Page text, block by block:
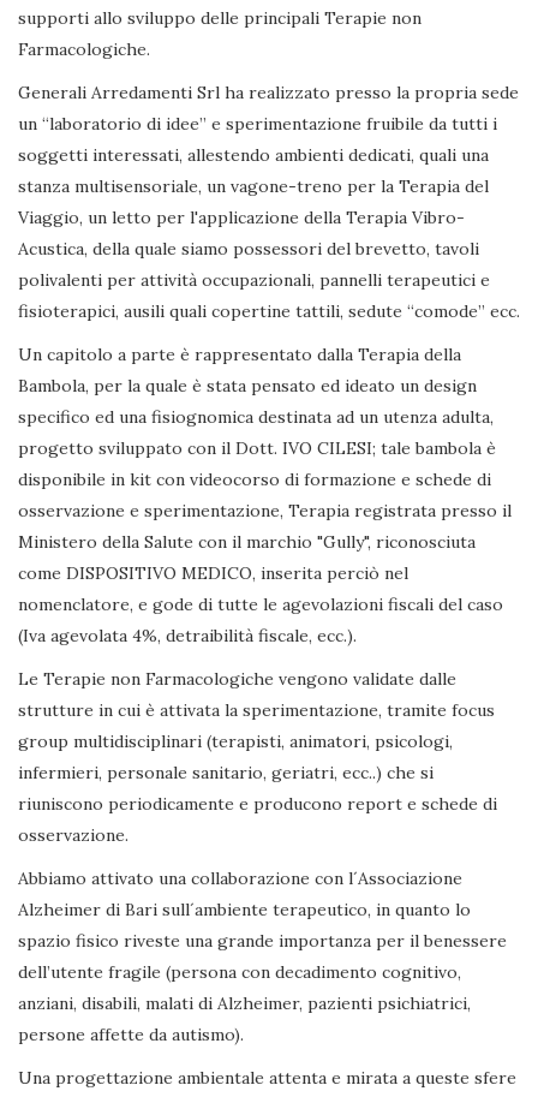
supporti allo sviluppo delle principali Terapie non
Farmacologiche.
Generali Arredamenti Srl ha realizzato presso la propria sede
un “laboratorio di idee” e sperimentazione fruibile da tutti i
soggetti interessati, allestendo ambienti dedicati, quali una
stanza multisensoriale, un vagone-treno per la Terapia del
Viaggio, un letto per l'applicazione della Terapia Vibro-
Acustica, della quale siamo possessori del brevetto, tavoli
polivalenti per attività occupazionali, pannelli terapeutici e
fisioterapici, ausili quali copertine tattili, sedute “comode” ecc.
Un capitolo a parte è rappresentato dalla Terapia della
Bambola, per la quale è stata pensato ed ideato un design
specifico ed una fisiognomica destinata ad un utenza adulta,
progetto sviluppato con il Dott. IVO CILESI; tale bambola è
disponibile in kit con videocorso di formazione e schede di
osservazione e sperimentazione, Terapia registrata presso il
Ministero della Salute con il marchio "Gully", riconosciuta
come DISPOSITIVO MEDICO, inserita perciò nel
nomenclatore, e gode di tutte le agevolazioni fiscali del caso
(Iva agevolata 4%, detraibilità fiscale, ecc.).
Le Terapie non Farmacologiche vengono validate dalle
strutture in cui è attivata la sperimentazione, tramite focus
group multidisciplinari (terapisti, animatori, psicologi,
infermieri, personale sanitario, geriatri, ecc..) che si
riuniscono periodicamente e producono report e schede di
osservazione.
Abbiamo attivato una collaborazione con l´Associazione
Alzheimer di Bari sull´ambiente terapeutico, in quanto lo
spazio fisico riveste una grande importanza per il benessere
dell’utente fragile (persona con decadimento cognitivo,
anziani, disabili, malati di Alzheimer, pazienti psichiatrici,
persone affette da autismo).
Una progettazione ambientale attenta e mirata a queste sfere